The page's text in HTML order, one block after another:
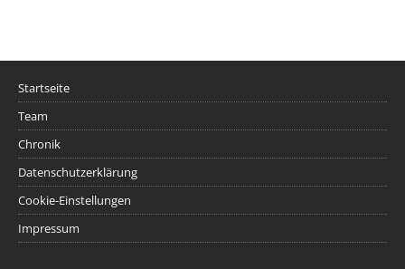
Startseite
Team
Chronik
Datenschutzerklärung
Cookie-Einstellungen
Impressum